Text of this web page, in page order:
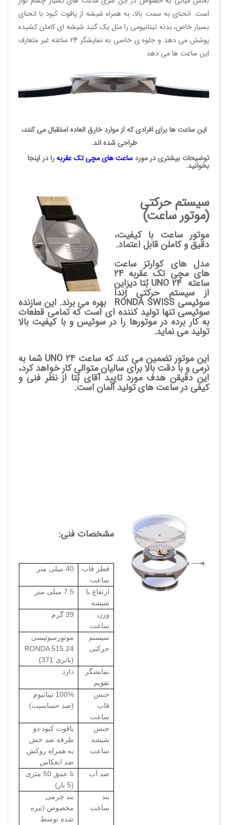
است. انحنای به سمت بالا، به همراه شیشه از یاقوت کبود با انحنای
بسیار خاص، بدنه تیتانیومی را مثل یک گنبد شیشه ای کاملن کشیده
پوشش می دهد و جلوه ی خاصی به نمایشگر 24 ساعته غیر متعارف
این ساعت ها می دهد.
این ساعت ها برای افرادی که از موارد خارق العاده استقبال می کنند،
طراحی شده اند.
توضیحات بیشتری در موردساعت های مچی تک عقربهرا در اینجا
بخوانید.
سیستم حرکتی
(موتور ساعت)
موتور ساعت با کیفیت،
دقیق و کاملن قابل اعتماد.
مدل های کوارتز ساعت
های مچی تک عقربه 24
ساعته UNO 24 بُتا دیزاین
از سیستم حرکتی رُندا
سوئیسی RONDA SWISS بهره می برند. این سازنده
سوئیسی تنها تولید کننده ای است که تمامی قطعات
به کار برده در موتورها را در سوئیس و با کیفیت بالا
تولید می نماید.
این موتور تضمین می کند که ساعت UNO 24 شما به
نرمی و با دقت بالا برای سالیان متوالی کار خواهد کرد،
این دقیقن هدف مورد تایید آقای بُتا از نظر فنی و
کیفی در ساعت های تولید آلمان است.
مشخصات فنی:
قطر قاب
ساعت
40 میلی متر
ارتفاع با
شیشه
7.5 میلی متر
وزن
ساعت
39 گرم
سیستم
حرکتی
موتورسوئیسی
RONDA 515.24
(باتری 371)
نمایشگر
تقویم
دارد
جنس
قاب
ساعت
100% تیتانیوم
(ضد حساسیت)
جنس
شیشه
ساعت
یاقوت کبود دو
طرفه ضد خش
به همراه روکش
ضد انعکاس
ضد آب
تا عمق 50 متری
(5 بار)
بند
ساعت
بند چرمی
مخصوص (تیره
شده توسط